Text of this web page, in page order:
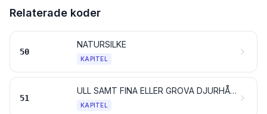
Relaterade koder
50
NATURSILKE
KAPITEL
51
ULL SAMT FINA ELLER GROVA DJURHÅR; GARN OCH VÄVNADER AV TAGEL
KAPITEL